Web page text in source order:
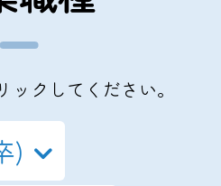
クしてください。
)